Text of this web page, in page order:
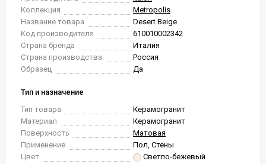
Коллекция
Metropolis
Название товара
Desert Beige
Код производителя
610010002342
Страна бренда
Италия
Страна производства
Россия
Образец
Да
Тип и назначение
Тип товара
Керамогранит
Материал
Керамогранит
Поверхность
Матовая
Применение
Пол, Стены
Цвет
Светло-бежевый